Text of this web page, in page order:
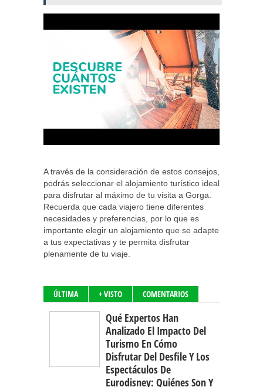
A través de la consideración de estos consejos,
podrás seleccionar el alojamiento turístico ideal
para disfrutar al máximo de tu visita a Gorga.
Recuerda que cada viajero tiene diferentes
necesidades y preferencias, por lo que es
importante elegir un alojamiento que se adapte
a tus expectativas y te permita disfrutar
plenamente de tu viaje.
ÚLTIMA + VISTO COMENTARIOS
Qué Expertos Han
Analizado El Impacto Del
Turismo En Cómo
Disfrutar Del Desfile Y Los
Espectáculos De
Eurodisney: Quiénes Son Y